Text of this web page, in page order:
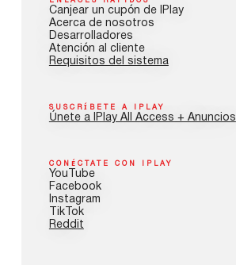
Canjear un cupón de IPlay
Acerca de nosotros
Desarrolladores
Atención al cliente
Requisitos del sistema
SUSCRÍBETE A IPLAY
Únete a IPlay All Access + Anuncios
CONÉCTATE CON IPLAY
YouTube
Facebook
Instagram
TikTok
Reddit